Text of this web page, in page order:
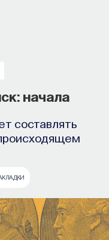
начала
составлять
—
и так
фильма
автора
Шиона),
так
— обращении
науки